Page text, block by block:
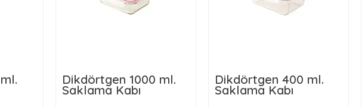
Dikdörtgen 1000 ml.
Saklama Kabı
Dikdörtgen 400 ml.
Saklama Kabı